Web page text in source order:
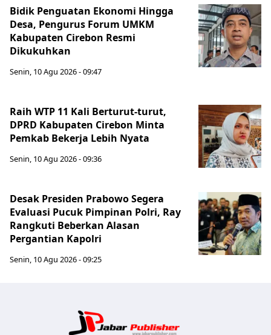
Bidik Penguatan Ekonomi Hingga
Desa, Pengurus Forum UMKM
Kabupaten Cirebon Resmi
Dikukuhkan
Senin, 10 Agu 2026 - 09:47
Raih WTP 11 Kali Berturut-turut,
DPRD Kabupaten Cirebon Minta
Pemkab Bekerja Lebih Nyata
Senin, 10 Agu 2026 - 09:36
Desak Presiden Prabowo Segera
Evaluasi Pucuk Pimpinan Polri, Ray
Rangkuti Beberkan Alasan
Pergantian Kapolri
Senin, 10 Agu 2026 - 09:25